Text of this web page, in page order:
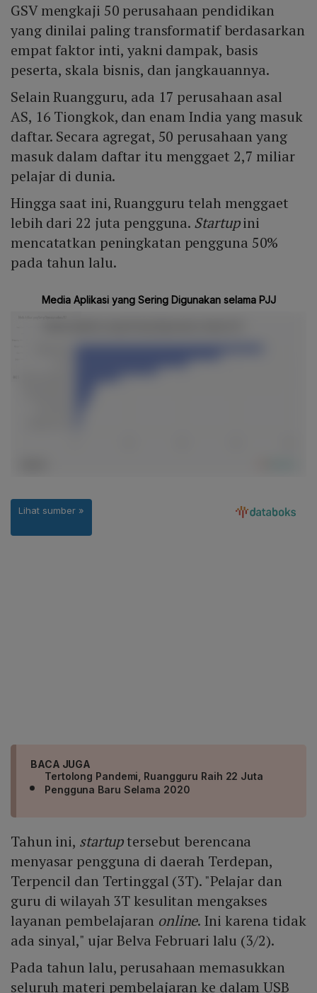
GSV mengkaji 50 perusahaan pendidikan
yang dinilai paling transformatif berdasarkan
empat faktor inti, yakni dampak, basis
peserta, skala bisnis, dan jangkauannya.
Selain Ruangguru, ada 17 perusahaan asal
AS, 16 Tiongkok, dan enam India yang masuk
daftar. Secara agregat, 50 perusahaan yang
masuk dalam daftar itu menggaet 2,7 miliar
pelajar di dunia.
Hingga saat ini, Ruangguru telah menggaet
lebih dari 22 juta pengguna. Startupini
mencatatkan peningkatan pengguna 50%
pada tahun lalu.
BACA JUGA
Tertolong Pandemi, Ruangguru Raih 22 Juta
Pengguna Baru Selama 2020
Tahun ini, startuptersebut berencana
menyasar pengguna di daerah Terdepan,
Terpencil dan Tertinggal (3T). "Pelajar dan
guru di wilayah 3T kesulitan mengakses
layanan pembelajaran online. Ini karena tidak
ada sinyal," ujar Belva Februari lalu (3/2).
Pada tahun lalu, perusahaan memasukkan
seluruh materi pembelajaran ke dalam USB